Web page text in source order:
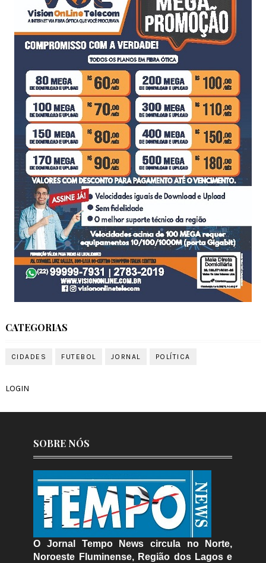
CATEGORIAS
CIDADES FUTEBOL JORNAL POLÍTICA
LOGIN
SOBRE NÓS
O Jornal Tempo News circula no Norte,
Noroeste Fluminense, Região dos Lagos e